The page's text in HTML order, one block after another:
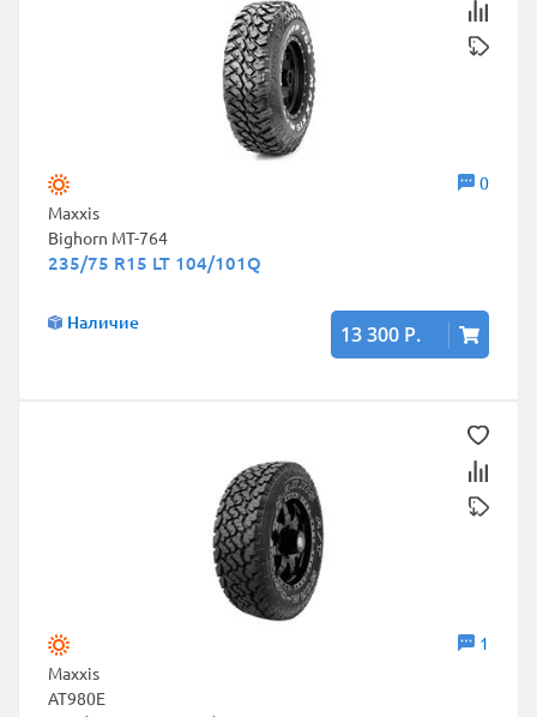
0
Maxxis
Bighorn MT-764
235/75 R15 LT 104/101Q
Наличие 13 300 Р.
1
Maxxis
AT980E